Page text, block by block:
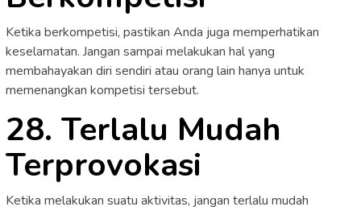
Ketika berkompetisi, pastikan Anda juga memperhatikan
keselamatan. Jangan sampai melakukan hal yang
membahayakan diri sendiri atau orang lain hanya untuk
memenangkan kompetisi tersebut.
28. Terlalu Mudah
Terprovokasi
Ketika melakukan suatu aktivitas, jangan terlalu mudah